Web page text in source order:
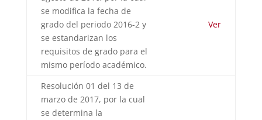
se modifica la fecha de
grado del periodo 2016-2 y
se estandarizan los
requisitos de grado para el
mismo período académico.
Ver
Resolución 01 del 13 de
marzo de 2017, por la cual
se determina la